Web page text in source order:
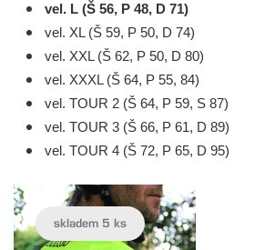
vel. L (Š 56, P 48, D 71)
vel. XL (Š 59, P 50, D 74)
vel. XXL (Š 62, P 50, D 80)
vel. XXXL (Š 64, P 55, 84)
vel. TOUR 2 (Š 64, P 59, S 87)
vel. TOUR 3 (Š 66, P 61, D 89)
vel. TOUR 4 (Š 72, P 65, D 95)
skladem 5 ks